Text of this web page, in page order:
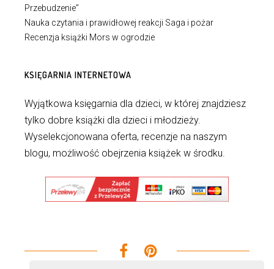
Przebudzenie”
Nauka czytania i prawidłowej reakcji Saga i pożar
Recenzja książki Mors w ogrodzie
KSIĘGARNIA INTERNETOWA
Wyjątkowa księgarnia dla dzieci, w której znajdziesz
tylko dobre książki dla dzieci i młodzieży.
Wyselekcjonowana oferta, recenzje na naszym
blogu, możliwość obejrzenia książek w środku.